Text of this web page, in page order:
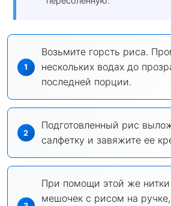
Возьмите горсть риса.
нескольких водах до
последней порции.
Подготовленный рис
салфетку и завяжите ее
При помощи этой же
мешочек с рисом на